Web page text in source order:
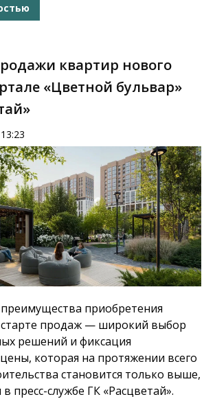
квартир нового
«Цветной бульвар»
приобретения
продаж — широкий выбор
решений и фиксация
которая на протяжении всего
становится только выше,
пресс-службе ГК «Расцветай».